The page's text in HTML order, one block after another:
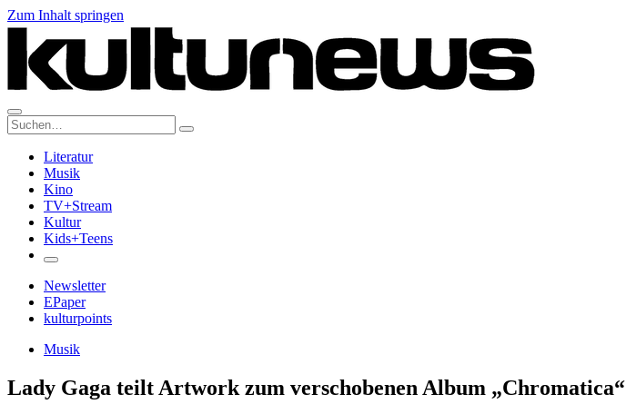
Zum Inhalt springen
Suche:
Literatur
Musik
Kino
TV+Stream
Kultur
Kids+Teens
Newsletter
EPaper
kulturpoints
Musik
Lady Gaga teilt Artwork zum verschobenen Album „Chromatica“